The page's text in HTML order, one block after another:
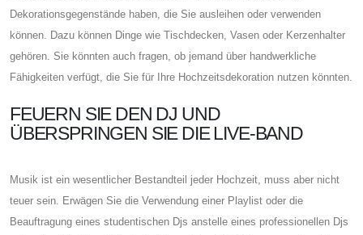
Dekorationsgegenstände haben, die Sie ausleihen oder verwenden
können. Dazu können Dinge wie Tischdecken, Vasen oder Kerzenhalter
gehören. Sie könnten auch fragen, ob jemand über handwerkliche
Fähigkeiten verfügt, die Sie für Ihre Hochzeitsdekoration nutzen könnten.
FEUERN SIE DEN DJ UND
ÜBERSPRINGEN SIE DIE LIVE-BAND
Musik ist ein wesentlicher Bestandteil jeder Hochzeit, muss aber nicht
teuer sein. Erwägen Sie die Verwendung einer Playlist oder die
Beauftragung eines studentischen Djs anstelle eines professionellen Djs